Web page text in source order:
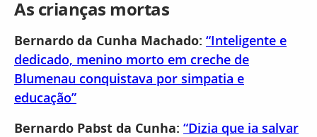
As crianças mortas
Bernardo da Cunha Machado: “Inteligente e
dedicado, menino morto em creche de
Blumenau conquistava por simpatia e
educação”
Bernardo Pabst da Cunha: “Dizia que ia salvar